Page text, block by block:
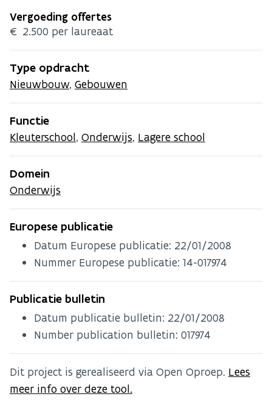
Vergoeding offertes
€ 2.500 per laureaat
Type opdracht
Nieuwbouw, Gebouwen
Functie
Kleuterschool, Onderwijs, Lagere school
Domein
Onderwijs
Europese publicatie
Datum Europese publicatie: 22/01/2008
Nummer Europese publicatie: 14-017974
Publicatie bulletin
Datum publicatie bulletin: 22/01/2008
Number publication bulletin: 017974
Dit project is gerealiseerd via Open Oproep. Lees
meer info over deze tool.